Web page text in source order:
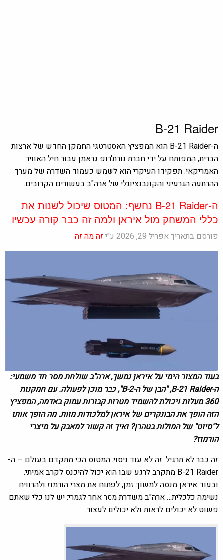
B-21 Raider
ה-B-21 Raider הוא המפציץ האסטרטגי החמקן החדש של ארצות
הברית, המפותח על ידי חברת נורת'רופ גראמן עבור חיל האוויר
האמריקאי. תפקידו העיקרי הוא לשמש כעמוד השדרה של מערך
ההרתעה הגרעיני והקונבנציונלי של ארה"ב בעשורים הקרובים.
ה-B-21 Raider נחשף: המטוס שיכול לשנות את
כללי המשחק מול איראן ולמה זה כבר קורה עכשיו
פורסם בתאריך אפריל 29, 2026 ע"י זה מה זה
בעוד המצור הימי על איראן נמשך, ארה"ב שולחת מסר חד משמעי:
ה-B-21 Raider, "הבן של ה-B-2", כבר מוכן לפעולה. עם חמקנות
360 מעלות ויכולת להשמיד מטרות קבורות עמוק באדמה, המפציץ
הזה הופך את הבונקרים של איראן למלכודות מוות. מה הופך אותו
ל"סיוט" של המולות בטהרן? ואיך זה קשור למאבק על מיצרי
הורמוז?
זה כבר לא תרגיל. זה לא עוד ניסוי. המטוס הכי מתקדם בעולם – ה-
B-21 Raider מתקרב לרגע שבו הוא יכול להיכנס לקרב אמיתי.
ובעוד איראן מנסה למשוך זמן, לפתוח את מצרי הורמוז ולהרוויח
נשימה כלכלית… ארה"ב משדרת מסר אחר לגמרי: יש לנו כלי שאתם
פשוט לא יכולים לראות ולא יכולים לעצור.